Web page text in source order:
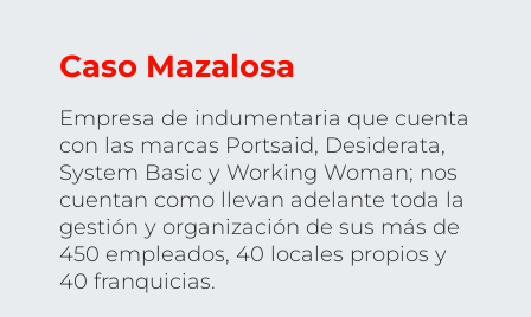
Caso Mazalosa
Empresa de indumentaria que cuenta
con las marcas Portsaid, Desiderata,
System Basic y Working Woman; nos
cuentan como llevan adelante toda la
gestión y organización de sus más de
450 empleados, 40 locales propios y
40 franquicias.